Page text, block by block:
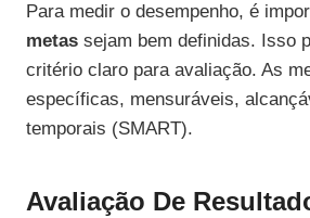
Para medir o desempenho, é
metas sejam bem definidas. Isso
critério claro para avaliação. As
específicas, mensuráveis,
temporais (SMART).
Avaliação De